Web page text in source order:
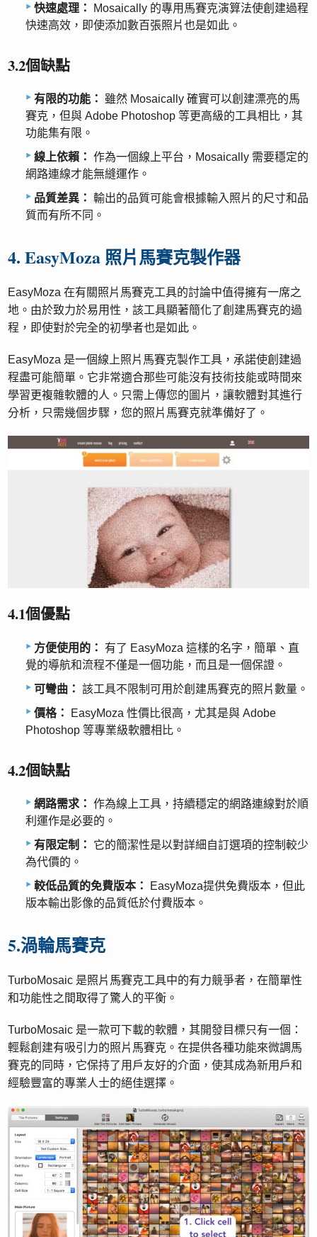
快速處理：
Mosaically 的專用馬賽克演算法使創建過程
快速高效，即使添加數百張照片也是如此。
3.2個缺點
有限的功能：
雖然 Mosaically 確實可以創建漂亮的馬
賽克，但與 Adob​​e Photoshop 等更高級的工具相比，其
功能集有限。
線上依賴： 作為一個線上平台，Mosaically 需要穩定的
網路連線才能無縫運作。
品質差異： 輸出的品質可能會根據輸入照片的尺寸和品
質而有所不同。
4. EasyMoza 照片馬賽克製作器
EasyMoza 在有關照片馬賽克工具的討論中值得擁有一席之
地。由於致力於易用性，該工具顯著簡化了創建馬賽克的過
程，即使對於完全的初學者也是如此。
EasyMoza 是一個線上照片馬賽克製作工具，承諾使創建過
程盡可能簡單。它非常適合那些可能沒有技術技能或時間來
學習更複雜軟體的人。只需上傳您的圖片，讓軟體對其進行
分析，只需幾個步驟，您的照片馬賽克就準備好了。
4.1個優點
方便使用的：
有了 EasyMoza 這樣的名字，簡單、直
覺的導航和流程不僅是一個功能，而且是一個保證。
可彎曲： 該工具不限制可用於創建馬賽克的照片數量。
價格：
EasyMoza 性價比很高，尤其是與 Adob​​e
Photoshop 等專業級軟體相比。
4.2個缺點
網路需求： 作為線上工具，持續穩定的網路連線對於順
利運作是必要的。
有限定制：
它的簡潔性是以對詳細自訂選項的控制較少
為代價的。
較低品質的免費版本：
EasyMoza提供免費版本，但此
版本輸出影像的品質低於付費版本。
5.渦輪馬賽克
TurboMosaic 是照片馬賽克工具中的有力競爭者，在簡單性
和功能性之間取得了驚人的平衡。
TurboMosaic 是一款可下載的軟體，其開發目標只有一個：
輕鬆創建有吸引力的照片馬賽克。在提供各種功能來微調馬
賽克的同時，它保持了用戶友好的介面，使其成為新用戶和
經驗豐富的專業人士的絕佳選擇。